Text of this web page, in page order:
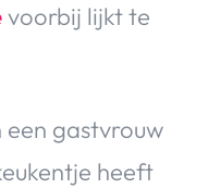
voorbij lijkt te
een gastvrouw
heeft